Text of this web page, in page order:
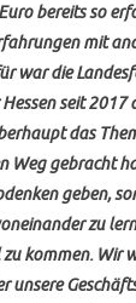
bereits so
mit
war die
seit 2017
das
Weg gebracht
geben,
zu
kommen. Wir
unsere